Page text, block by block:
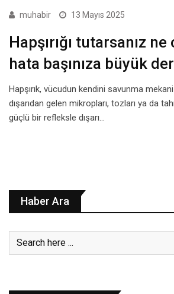
muhabir 13 Mayıs 2025
Hapşırığı tutarsanız
hata başınıza büyük
Hapşırık, vücudun kendini savunma
dışarıdan gelen mikropları, tozları ya da
güçlü bir refleksle dışarı…
Haber Ara